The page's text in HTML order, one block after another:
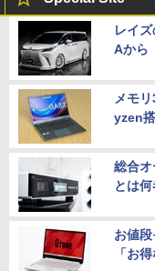
レイ
Aから
メモ
yzen
総合
とは何
お値
「お